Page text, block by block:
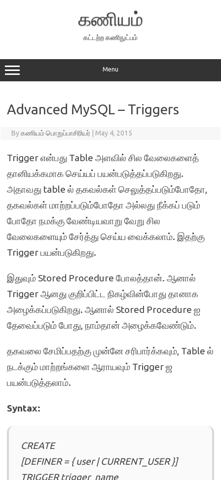
கணியம்
கட்டற்ற கணிநுட்பம்
Menu
Advanced MySQL – Triggers
Byகணியம் பொறுப்பாசிரியர் May 4, 2015
Trigger என்பது Table அளவில் சில வேலைகளைத்
தானியக்கமாக செய்யப் பயன்படுத்தப்படுகிறது.
அதாவது table ல் தகவல்கள் செலுத்தப்படும்போதோ,
தகவல்கள் மாற்றப்படும்போதோ அல்லது நீக்கப் படும்
போதோ நமக்கு வேண்டியவாறு வேறு சில
வேலைகளையும் சேர்த்து செய்ய வைக்கலாம். இதற்கு
Trigger பயன்படுகிறது.
இதுவும் Stored Procedure போலத்தான். ஆனால்
Trigger ஆனது குறிப்பிட்ட நிகழ்வின்போது தானாக
அழைக்கப்படுகிறது. ஆனால் Stored Procedure ஐ
தேவைப்படும் போது, நாம்தான் அழைக்கவேண்டும்.
தகவலை சேமிப்பதற்கு முன்னே சரிபார்க்கவும், Table ல்
நடக்கும் மாற்றங்களை ஆராயவும் Trigger ஜ
பயன்படுத்தலாம்.
Syntax:
CREATE
[DEFINER = { user | CURRENT_USER }]
TRIGGER trigger_name